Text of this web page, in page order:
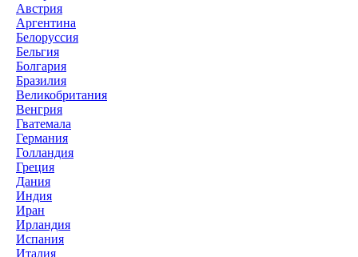
Австрия
Аргентина
Белоруссия
Бельгия
Болгария
Бразилия
Великобритания
Венгрия
Гватемала
Германия
Голландия
Греция
Дания
Индия
Иран
Ирландия
Испания
Италия